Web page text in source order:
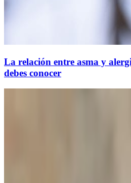
La relación entre asma y
debes conocer